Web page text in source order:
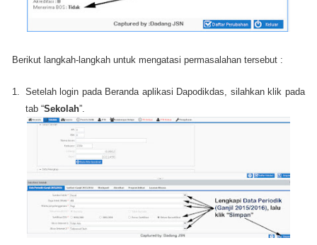
Berikut langkah-langkah untuk mengatasi permasalahan tersebut :
1. Setelah login pada Beranda aplikasi Dapodikdas, silahkan klik pada
tab “Sekolah”.